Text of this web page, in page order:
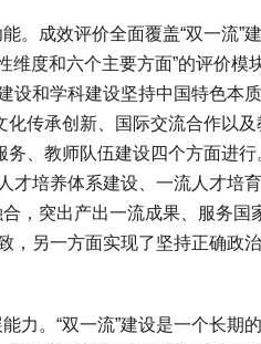
成效评价全面覆盖“双一流”
维度和六个主要方面”的评价模
设和学科建设坚持中国特色本
传承创新、国际交流合作以及
、教师队伍建设四个方面进行
才培养体系建设、一流人才培
，突出产出一流成果、服务国
，另一方面实现了坚持正确政
。“双一流”建设是一个长期的